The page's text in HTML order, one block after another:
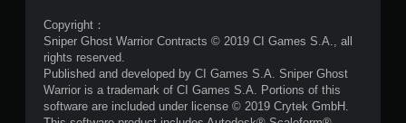
）
，
共
Copyright：
Sniper Ghost Warrior Contracts © 2019 CI Games S.A., all
rights reserved.
Published and developed by CI Games S.A. Sniper Ghost
Warrior is a trademark of CI Games S.A. Portions of this
software are included under license © 2019 Crytek GmbH.